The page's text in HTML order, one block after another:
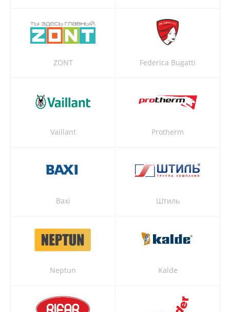
ZONT Federica Bugatti
Vaillant Protherm
Baxi Штиль
Neptun Kalde